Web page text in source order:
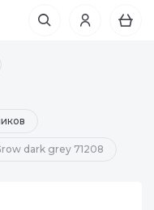
dark grey 71208